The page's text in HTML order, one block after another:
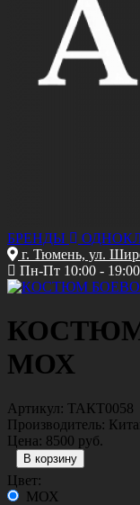
БРЕНДЫ
г. Тюмень, ул.
Пн-Пт 10:00 -
КОСТЮМ
МОХ
Артикул: ТАКТ0058
Производитель:
Цена: 8500 руб.
Цвет:
МОХ